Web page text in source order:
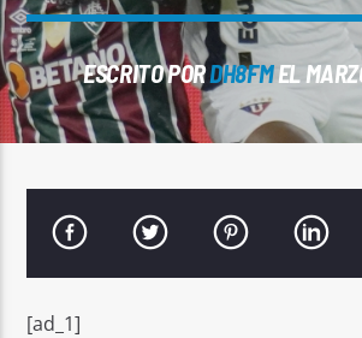
CANCIÓN ACTUAL
TÍTULO
ARTISTA
Señal FM
ESCRITO PORDH8FMEL
[ad_1]